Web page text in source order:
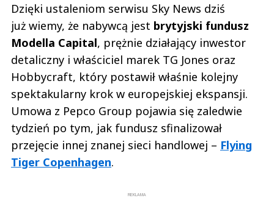
Dzięki ustaleniom serwisu Sky News dziś
już wiemy, że nabywcą jest brytyjski fundusz
Modella Capital, prężnie działający inwestor
detaliczny i właściciel marek TG Jones oraz
Hobbycraft, który postawił właśnie kolejny
spektakularny krok w europejskiej ekspansji.
Umowa z Pepco Group pojawia się zaledwie
tydzień po tym, jak fundusz sfinalizował
przejęcie innej znanej sieci handlowej – Flying
Tiger Copenhagen.
REKLAMA